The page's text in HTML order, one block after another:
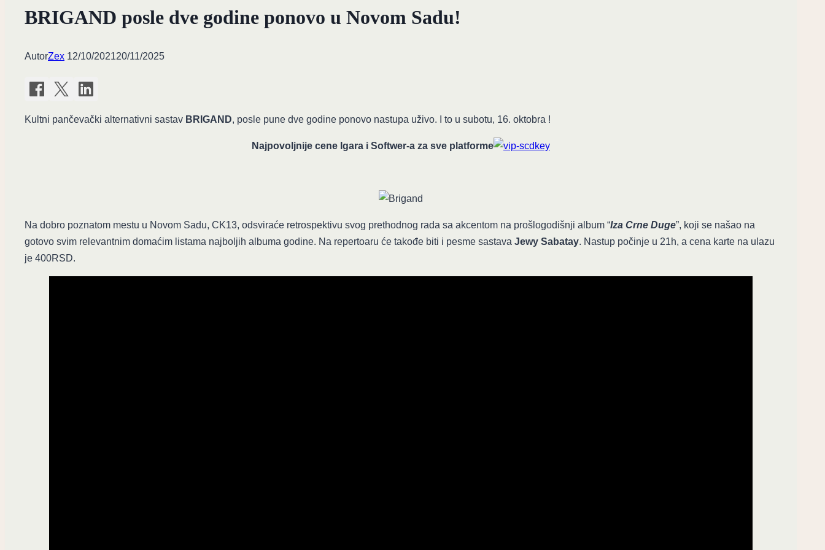
BRIGAND posle dve godine ponovo u Novom Sadu!
AutorZex 12/10/202120/11/2025
Kultni pančevački alternativni sastav BRIGAND, posle pune dve godine ponovo nastupa uživo. I to u subotu, 16. oktobra !
Najpovoljnije cene Igara i Softwer-a za sve platforme
Na dobro poznatom mestu u Novom Sadu, CK13, odsviraće retrospektivu svog prethodnog rada sa akcentom na prošlogodišnji album “Iza Crne Duge”, koji se našao na
gotovo svim relevantnim domaćim listama najboljih albuma godine. Na repertoaru će takođe biti i pesme sastava Jewy Sabatay. Nastup počinje u 21h, a cena karte na ulazu
je 400RSD.